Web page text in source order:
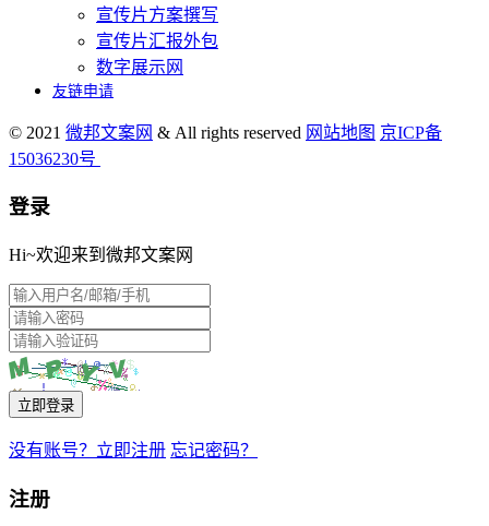
宣传片方案撰写
宣传片汇报外包
数字展示网
友链申请
© 2021 微邦文案网 & All rights reserved 网站地图 京ICP备
15036230号
登录
Hi~欢迎来到微邦文案网
立即登录
没有账号？立即注册 忘记密码？
注册